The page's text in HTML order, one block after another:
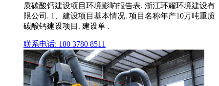
质碳酸钙建设项目环境影响报告表. 浙江环耀环境建设有
限公司. 1、建设项目基本情况. 项目名称年产10万吨重质
碳酸钙建设项目. 建设单 .
联系电话: 180 3780 8511